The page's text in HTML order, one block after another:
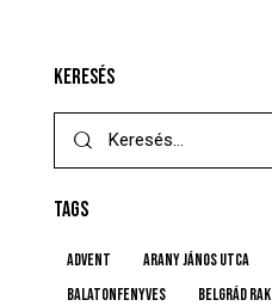
KERESÉS
TAGS
advent Arany János utca
Balatonfenyves
Belgrád